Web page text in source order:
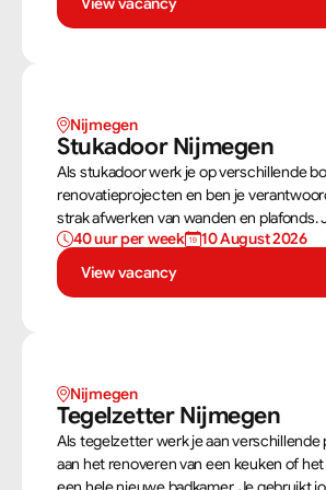
stevig als netjes is afgewerkt.
Nijmegen
Stukadoor Nijmegen
Als stukadoor werk je op verschillende
renovatieprojecten en ben je
strak afwerken van wanden en plafonds.
dat oppervlakken perfect worden
afgewerkt met stucwerk.
40 uur per week
10 August 2026
View vacancy
Nijmegen
Tegelzetter Nijmegen
Als tegelzetter werk je aan verschillende
aan het renoveren van een keuken of